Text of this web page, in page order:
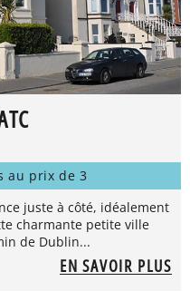
au prix de 3
juste à côté, idéalement
charmante petite ville
de Dublin...
EN SAVOIR PLUS